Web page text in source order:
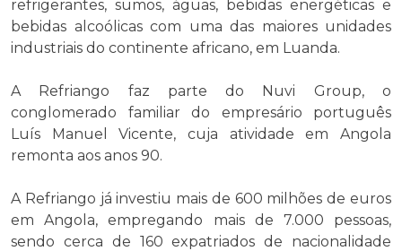
refrigerantes, sumos, águas, bebidas energéticas e
bebidas alcoólicas com uma das maiores unidades
industriais do continente africano, em Luanda.
A Refriango faz parte do Nuvi Group, o
conglomerado familiar do empresário português
Luís Manuel Vicente, cuja atividade em Angola
remonta aos anos 90.
A Refriango já investiu mais de 600 milhões de euros
em Angola, empregando mais de 7.000 pessoas,
sendo cerca de 160 expatriados de nacionalidade